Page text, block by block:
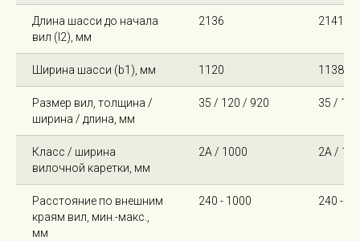
Длина шасси до начала
вил (l2), мм
2136 2141
Ширина шасси (b1), мм 1120 1138
Размер вил, толщина /
ширина / длина, мм
35 / 120 / 920 35 /
Класс / ширина
вилочной каретки, мм
2А / 1000 2А /
Расстояние по внешним
краям вил, мин.-макс.,
мм
240 - 1000 240 -